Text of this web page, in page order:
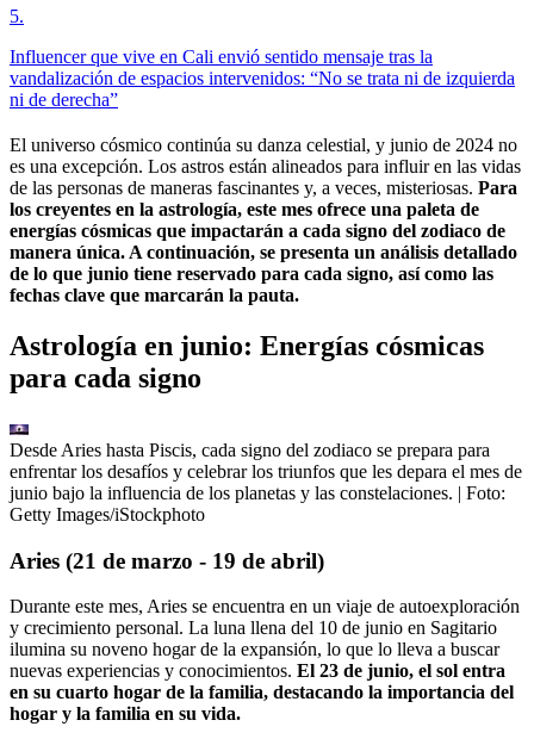
5.
Influencer que vive en Cali envió sentido mensaje tras la
vandalización de espacios intervenidos: “No se trata ni de izquierda
ni de derecha”
El universo cósmico continúa su danza celestial, y junio de 2024 no
es una excepción. Los astros están alineados para influir en las vidas
de las personas de maneras fascinantes y, a veces, misteriosas. Para
los creyentes en la astrología, este mes ofrece una paleta de
energías cósmicas que impactarán a cada signo del zodiaco de
manera única. A continuación, se presenta un análisis detallado
de lo que junio tiene reservado para cada signo, así como las
fechas clave que marcarán la pauta.
Astrología en junio: Energías cósmicas
para cada signo
Desde Aries hasta Piscis, cada signo del zodiaco se prepara para
enfrentar los desafíos y celebrar los triunfos que les depara el mes de
junio bajo la influencia de los planetas y las constelaciones. | Foto:
Getty Images/iStockphoto
Aries (21 de marzo - 19 de abril)
Durante este mes, Aries se encuentra en un viaje de autoexploración
y crecimiento personal. La luna llena del 10 de junio en Sagitario
ilumina su noveno hogar de la expansión, lo que lo lleva a buscar
nuevas experiencias y conocimientos. El 23 de junio, el sol entra
en su cuarto hogar de la familia, destacando la importancia del
hogar y la familia en su vida.